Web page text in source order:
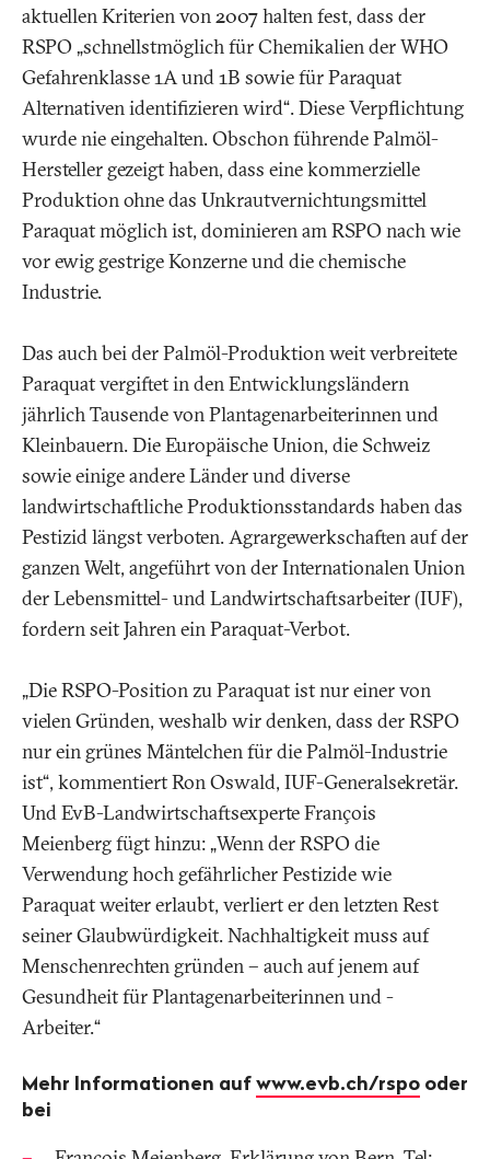
aktuellen Kriterien von 2007 halten fest, dass der
RSPO „schnellstmöglich für Chemikalien der WHO
Gefahrenklasse 1A und 1B sowie für Paraquat
Alternativen identifizieren wird“. Diese Verpflichtung
wurde nie eingehalten. Obschon führende Palmöl-
Hersteller gezeigt haben, dass eine kommerzielle
Produktion ohne das Unkrautvernichtungsmittel
Paraquat möglich ist, dominieren am RSPO nach wie
vor ewig gestrige Konzerne und die chemische
Industrie.
Das auch bei der Palmöl-Produktion weit verbreitete
Paraquat vergiftet in den Entwicklungsländern
jährlich Tausende von Plantagenarbeiterinnen und
Kleinbauern. Die Europäische Union, die Schweiz
sowie einige andere Länder und diverse
landwirtschaftliche Produktionsstandards haben das
Pestizid längst verboten. Agrargewerkschaften auf der
ganzen Welt, angeführt von der Internationalen Union
der Lebensmittel- und Landwirtschaftsarbeiter (IUF),
fordern seit Jahren ein Paraquat-Verbot.
„Die RSPO-Position zu Paraquat ist nur einer von
vielen Gründen, weshalb wir denken, dass der RSPO
nur ein grünes Mäntelchen für die Palmöl-Industrie
ist“, kommentiert Ron Oswald, IUF-Generalsekretär.
Und EvB-Landwirtschaftsexperte François
Meienberg fügt hinzu: „Wenn der RSPO die
Verwendung hoch gefährlicher Pestizide wie
Paraquat weiter erlaubt, verliert er den letzten Rest
seiner Glaubwürdigkeit. Nachhaltigkeit muss auf
Menschenrechten gründen – auch auf jenem auf
Gesundheit für Plantagenarbeiterinnen und -
Arbeiter.“
Mehr Informationen aufwww.evb.ch/rspo oder
bei